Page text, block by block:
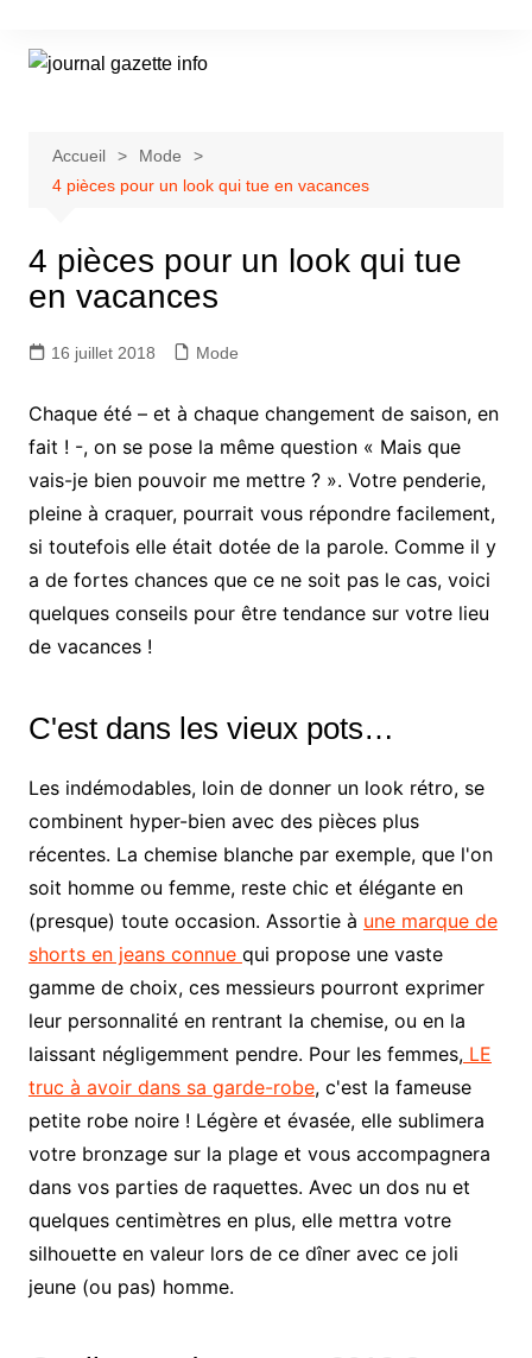
contenu
Accueil
Mode
4 pièces pour un look qui tue en vacances
4 pièces pour un look qui tue
en vacances
16 juillet 2018 Mode
Chaque été – et à chaque changement de saison, en
fait ! -, on se pose la même question « Mais que
vais-je bien pouvoir me mettre ? ». Votre penderie,
pleine à craquer, pourrait vous répondre facilement,
si toutefois elle était dotée de la parole. Comme il y
a de fortes chances que ce ne soit pas le cas, voici
quelques conseils pour être tendance sur votre lieu
de vacances !
C'est dans les vieux pots…
Les indémodables, loin de donner un look rétro, se
combinent hyper-bien avec des pièces plus
récentes. La chemise blanche par exemple, que l'on
soit homme ou femme, reste chic et élégante en
(presque) toute occasion. Assortie à une marque de
shorts en jeans connue qui propose une vaste
gamme de choix, ces messieurs pourront exprimer
leur personnalité en rentrant la chemise, ou en la
laissant négligemment pendre. Pour les femmes,LE
truc à avoir dans sa garde-robe, c'est la fameuse
petite robe noire ! Légère et évasée, elle sublimera
votre bronzage sur la plage et vous accompagnera
dans vos parties de raquettes. Avec un dos nu et
quelques centimètres en plus, elle mettra votre
silhouette en valeur lors de ce dîner avec ce joli
jeune (ou pas) homme.